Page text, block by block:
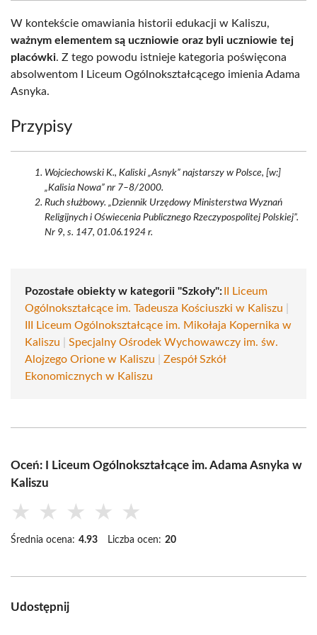
W kontekście omawiania historii edukacji w Kaliszu,
ważnym elementem są uczniowie oraz byli uczniowie tej
placówki. Z tego powodu istnieje kategoria poświęcona
absolwentom I Liceum Ogólnokształcącego imienia Adama
Asnyka.
Przypisy
Wojciechowski K., Kaliski „Asnyk” najstarszy w Polsce, [w:]
„Kalisia Nowa” nr 7–8/2000.
Ruch służbowy. „Dziennik Urzędowy Ministerstwa Wyznań
Religijnych i Oświecenia Publicznego Rzeczypospolitej Polskiej”.
Nr 9, s. 147, 01.06.1924 r.
Pozostałe obiekty w kategorii "Szkoły":
II Liceum
Ogólnokształcące im. Tadeusza Kościuszki w Kaliszu
III Liceum Ogólnokształcące im. Mikołaja Kopernika w
Kaliszu
Specjalny Ośrodek Wychowawczy im. św.
Alojzego Orione w Kaliszu
Zespół Szkół
Ekonomicznych w Kaliszu
Oceń: I Liceum Ogólnokształcące im. Adama Asnyka w
Kaliszu
★ ★ ★ ★ ★
Średnia ocena: 4.93 Liczba ocen: 20
Udostępnij